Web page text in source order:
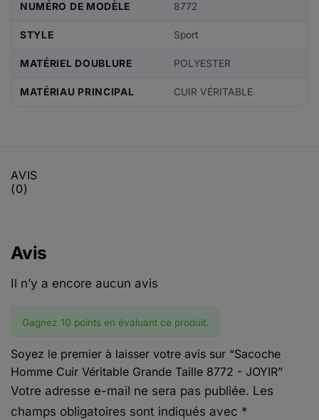
NUMÉRO DE MODÈLE 8772
STYLE Sport
MATÉRIEL DOUBLURE POLYESTER
MATÉRIAU PRINCIPAL CUIR VÉRITABLE
AVIS
(0)
Avis
Il n’y a encore aucun avis
Gagnez 10 points en évaluant ce produit.
Soyez le premier à laisser votre avis sur “Sacoche
Homme Cuir Véritable Grande Taille 8772 - JOYIR”
Votre adresse e-mail ne sera pas publiée. Les
champs obligatoires sont indiqués avec *